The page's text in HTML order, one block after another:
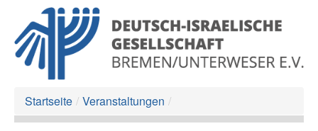
Startseite / Veranstaltungen /